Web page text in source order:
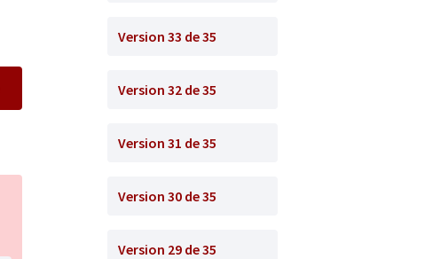
Version 33 de 35
Version 32 de 35
Version 31 de 35
Version 30 de 35
Version 29 de 35